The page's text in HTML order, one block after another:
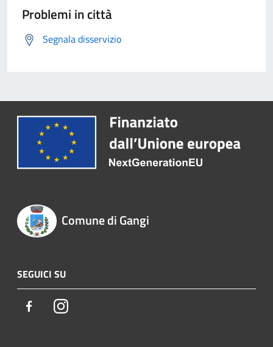
Problemi in città
Segnala disservizio
Comune di Gangi
SEGUICI SU
FacebookInstagram